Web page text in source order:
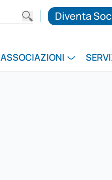
Diventa
ASSOCIAZIONI